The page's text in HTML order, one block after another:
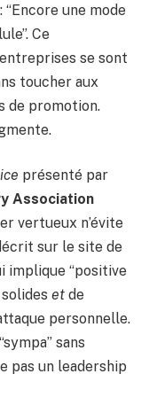
une mode
Ce
se sont
toucher aux
de promotion.
présenté par
Association
vertueux n’évite
sur le site de
implique “positive
et de
personnelle.
sans
pas un leadership